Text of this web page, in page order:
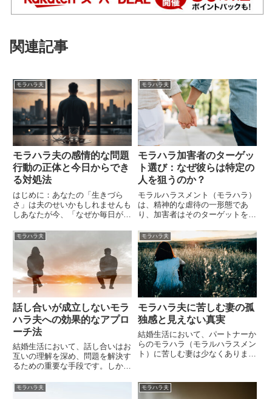
関連記事
モラハラ夫
モラハラ夫の感情的な問題
行動の正体と今日からでき
る対処法
はじめに：あなたの「生きづら
さ」は夫のせいかもしれませんも
しあなたが今、「なぜか毎日が息
の考えや感情が間違っている気が
する」「普通の夫婦はこんなに疲
れるものなのだろうか」と感じて
いるなら、それは決してあなたの
せ...
モラハラ夫
モラハラ加害者のターゲッ
ト選び：なぜ彼らは特定の
人を狙うのか？
モラルハラスメント（モラハラ）
は、精神的な虐待の一形態であ
り、加害者はそのターゲットを慎
ターゲットとして選ぶ方法には、
心理的な操作や特定の特質を持つ
女性を狙う戦略が含まれます。本
記事では、モラハラ夫が妻として
の...
モラハラ夫
話し合いが成立しないモラ
ハラ夫への効果的なアプロ
ーチ法
結婚生活において、話し合いはお
互いの理解を深め、問題を解決す
るための重要な手段です。しか
くできない状況に悩む妻は少なく
モラハラ夫
モラハラ夫に苦しむ妻の孤
独感と見えない真実
結婚生活において、パートナーか
らのモラハラ（モラルハラスメン
ト）に苦しむ妻は少なくありませ
覚し、「周りは皆仲良しだ」と勘
違いすることがあります。
モラハラ夫 モラハラ夫